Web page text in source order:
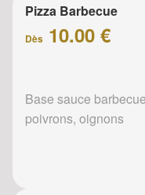
Pizza Barbecue
Dès 10.00 €
Base sauce
poivrons, oignons